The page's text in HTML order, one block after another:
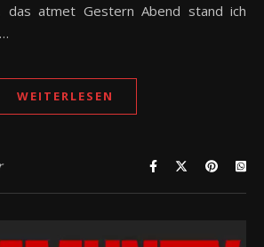
das atmet Gestern Abend stand ich
WEITERLESEN